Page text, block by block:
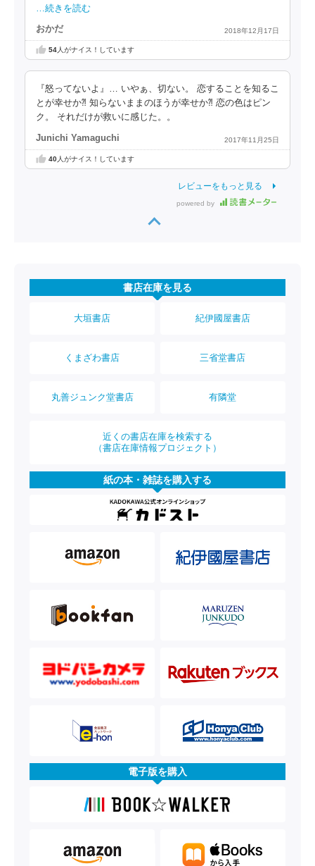
…続きを読む
おかだ 2018年12月17日
54人がナイス！しています
『怒ってないよ』… いやぁ、切ない。 恋することを知るこ
とが幸せか⁈ 知らないままのほうが幸せか⁈ 恋の色はピン
ク。 それだけが救いに感じた。。
Junichi Yamaguchi 2017年11月25日
40人がナイス！しています
レビューをもっと見る
powered by
書店在庫を見る
大垣書店 紀伊國屋書店
くまざわ書店 三省堂書店
丸善ジュンク堂書店 有隣堂
近くの書店在庫を検索する
（書店在庫情報プロジェクト）
紙の本・雑誌を購入する
電子版を購入